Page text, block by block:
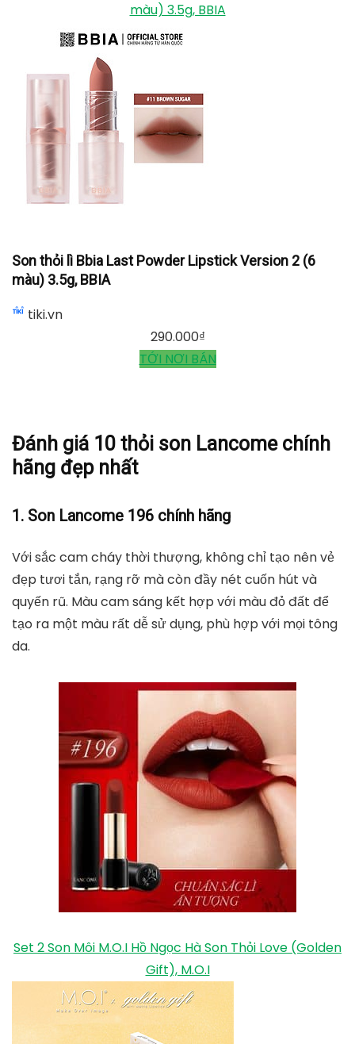
màu) 3.5g, BBIA
Son thỏi lì Bbia Last Powder Lipstick Version 2 (6
màu) 3.5g, BBIA
tiki.vn
290.000₫
TỚI NƠI BÁN
Đánh giá 10 thỏi son Lancome chính
hãng đẹp nhất
1. Son Lancome 196 chính hãng
Với sắc cam cháy thời thượng, không chỉ tạo nên vẻ
đẹp tươi tắn, rạng rỡ mà còn đầy nét cuốn hút và
quyến rũ. Màu cam sáng kết hợp với màu đỏ đất để
tạo ra một màu rất dễ sử dụng, phù hợp với mọi tông
da.
Set 2 Son Môi M.O.I Hồ Ngọc Hà Son Thỏi Love (Golden
Gift), M.O.I